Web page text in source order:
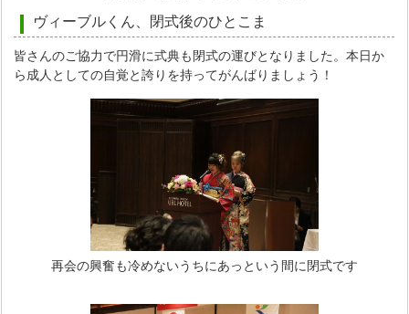
ヴィーブルくん、閉式後のひとこま
皆さんのご協力で円滑に式典も閉式の運びとなりました。本日か
ら成人としての自覚と誇りを持ってがんばりましょう！
再会の興奮も冷めないうちにあっという間に閉式です